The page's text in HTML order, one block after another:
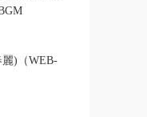
)（WEB-